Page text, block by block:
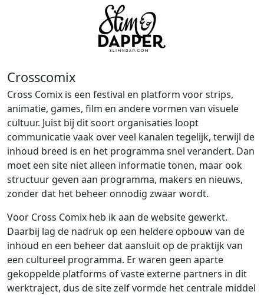
Crosscomix
Cross Comix is een festival en platform voor strips,
animatie, games, film en andere vormen van visuele
cultuur. Juist bij dit soort organisaties loopt
communicatie vaak over veel kanalen tegelijk, terwijl de
inhoud breed is en het programma snel verandert. Dan
moet een site niet alleen informatie tonen, maar ook
structuur geven aan programma, makers en nieuws,
zonder dat het beheer onnodig zwaar wordt.
Voor Cross Comix heb ik aan de website gewerkt.
Daarbij lag de nadruk op een heldere opbouw van de
inhoud en een beheer dat aansluit op de praktijk van
een cultureel programma. Er waren geen aparte
gekoppelde platforms of vaste externe partners in dit
werktraject, dus de site zelf vormde het centrale middel